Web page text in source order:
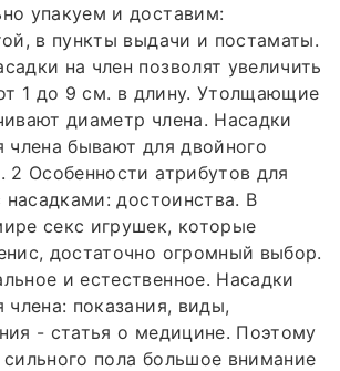
упакуем и доставим:
в пункты выдачи и постаматы.
на член позволят увеличить
1 до 9 см. в длину. Утолщающие
диаметр члена. Насадки
члена бывают для двойного
2 Особенности атрибутов для
насадками: достоинства. В
секс игрушек, которые
достаточно огромный выбор.
и естественное. Насадки
члена: показания, виды,
- статья о медицине. Поэтому
сильного пола большое внимание